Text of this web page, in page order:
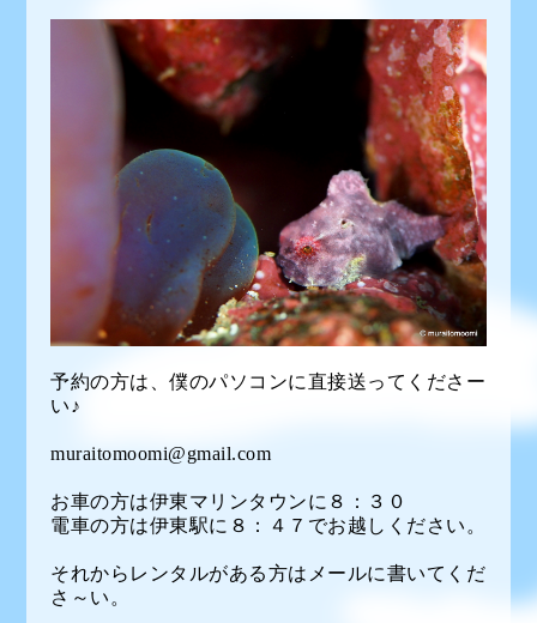
予約の方は、僕のパソコンに直接送ってくださー
い♪
muraitomoomi@gmail.com
お車の方は伊東マリンタウンに８：３０
電車の方は伊東駅に８：４７でお越しください。
それからレンタルがある方はメールに書いてくだ
さ～い。